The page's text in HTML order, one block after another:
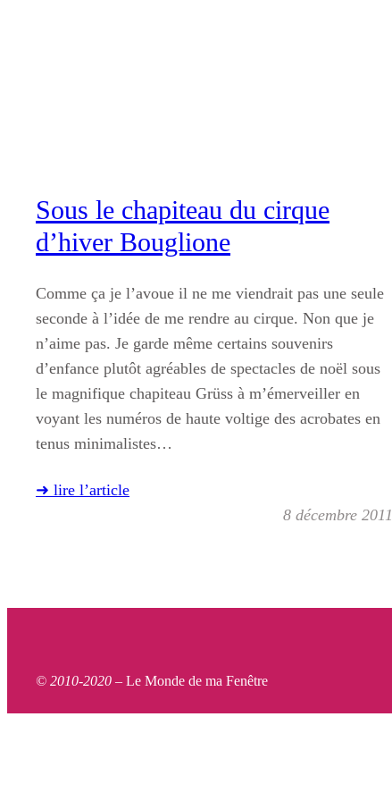
Sous le chapiteau du cirque
d’hiver Bouglione
Comme ça je l’avoue il ne me viendrait pas une seule
seconde à l’idée de me rendre au cirque. Non que je
n’aime pas. Je garde même certains souvenirs
d’enfance plutôt agréables de spectacles de noël sous
le magnifique chapiteau Grüss à m’émerveiller en
voyant les numéros de haute voltige des acrobates en
tenus minimalistes…
➜ lire l’article
8 décembre 2011
© 2010-2020 – Le Monde de ma Fenêtre